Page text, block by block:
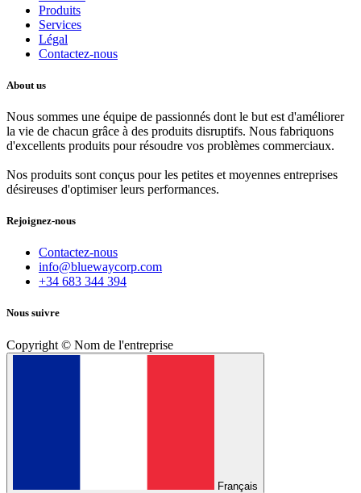
Produits
Services
Légal
Contactez-nous
About us
Nous sommes une équipe de passionnés dont le but est d'améliorer
la vie de chacun grâce à des produits disruptifs. Nous fabriquons
d'excellents produits pour résoudre vos problèmes commerciaux.
Nos produits sont conçus pour les petites et moyennes entreprises
désireuses d'optimiser leurs performances.
Rejoignez-nous
Contactez-nous
info@bluewaycorp.com
+34 683 344 394
Nous suivre
Copyright © Nom de l'entreprise
Français